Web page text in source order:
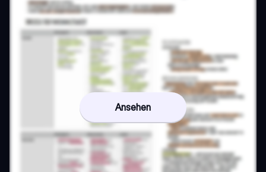
Ansehen